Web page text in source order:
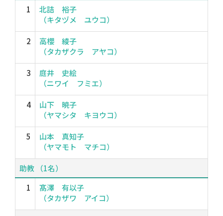
1
北詰 裕子
（キタヅメ ユウコ）
2
高櫻 綾子
（タカザクラ アヤコ）
3
庭井 史絵
（ニワイ フミエ）
4
山下 暁子
（ヤマシタ キヨウコ）
5
山本 真知子
（ヤマモト マチコ）
助教 （1名）
1
髙澤 有以子
（タカザワ アイコ）